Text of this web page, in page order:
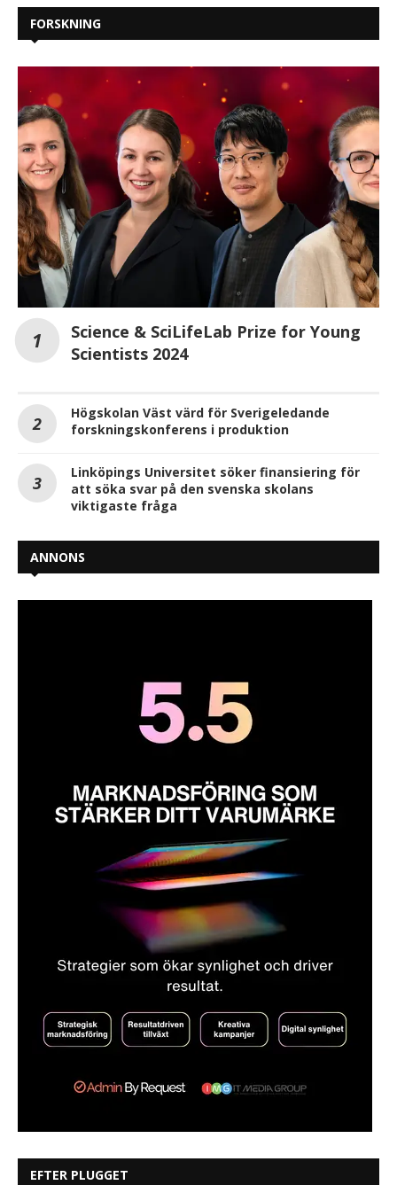
FORSKNING
Science & SciLifeLab Prize for Young
Scientists 2024
Högskolan Väst värd för Sverigeledande
forskningskonferens i produktion
Linköpings Universitet söker finansiering för
att söka svar på den svenska skolans
viktigaste fråga
ANNONS
EFTER PLUGGET